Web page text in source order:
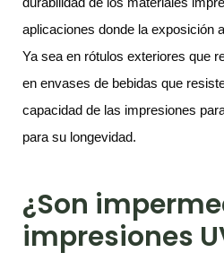
aplicaciones donde la exposición
Ya sea en rótulos exteriores que
en envases de bebidas que
capacidad de las impresiones
para su longevidad.
¿Son
impresiones